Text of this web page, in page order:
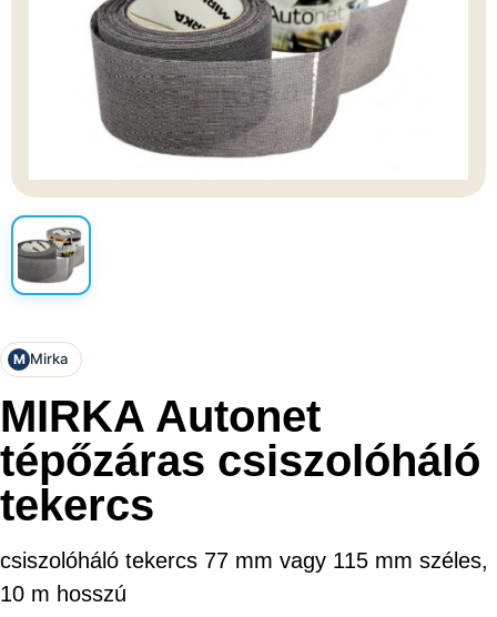
M Mirka
MIRKA Autonet
tépőzáras csiszolóháló
tekercs
csiszolóháló tekercs 77 mm vagy 115 mm széles,
10 m hosszú